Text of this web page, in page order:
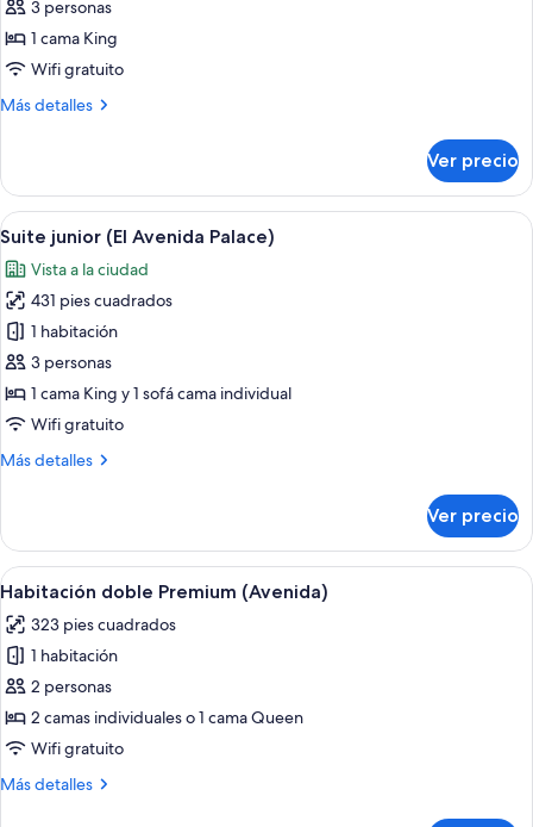
doble
de
diseñador
(Beatles)
3 personas
1 cama King
Wifi gratuito
Más detalles
Más
doble
de
diseñador
(Beatles)
Ver precio
Abrir
todas
las
fotos
de
Suite
junior
(El
Avenida
Palace)
Una habitación de hotel con una
12
Suite junior (El Avenida Palace)
Vista a la ciudad
431 pies cuadrados
1 habitación
3 personas
1 cama King y 1 sofá cama individual
Wifi gratuito
Más detalles
Más
junior
(El
Avenida
Ver precio
Abrir
todas
las
fotos
de
Habitación
doble
(Avenida)
Habitación de hotel con una cama
9
Habitación doble Premium (Avenida)
323 pies cuadrados
1 habitación
2 personas
2 camas individuales o 1 cama Queen
Wifi gratuito
Más detalles
Más